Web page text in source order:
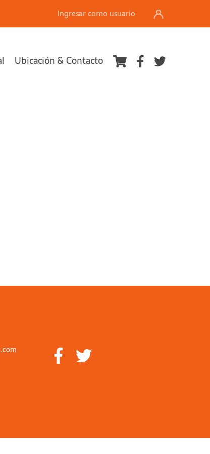
Ingresar como usuario
Ubicación & Contacto